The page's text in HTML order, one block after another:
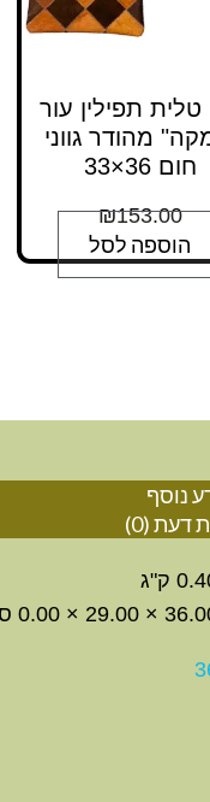
תפילין עור
מהודר גווני
חום 36×33
₪153.00
הוספה לסל
נוסף
דעת (0)
ק"ג
29.00 × 0.00 סנטימטרים